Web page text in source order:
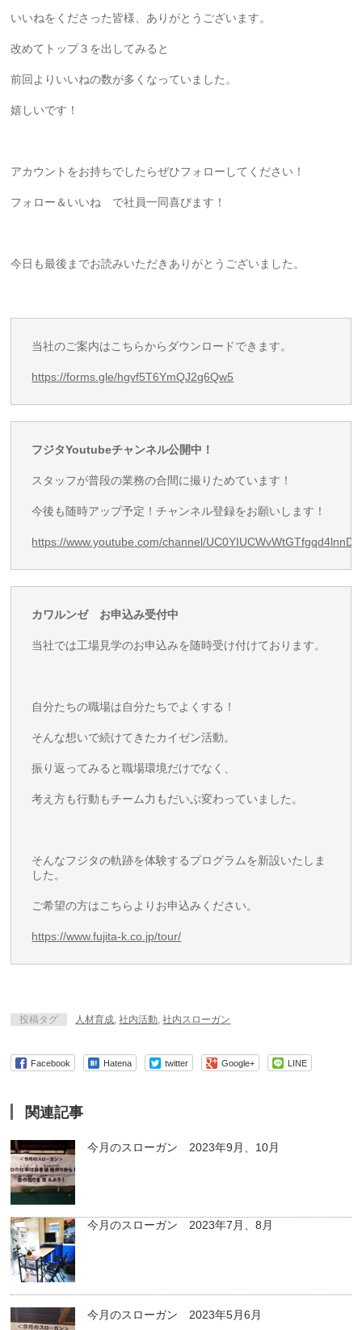
いいねをくださった皆様、ありがとうございます。
改めてトップ３を出してみると
前回よりいいねの数が多くなっていました。
嬉しいです！
アカウントをお持ちでしたらぜひフォローしてください！
フォロー＆いいね で社員一同喜びます！
今日も最後までお読みいただきありがとうございました。
当社のご案内はこちらからダウンロードできます。
https://forms.gle/hgvf5T6YmQJ2g6Qw5
フジタYoutubeチャンネル公開中！
スタッフが普段の業務の合間に撮りためています！
今後も随時アップ予定！チャンネル登録をお願いします！
https://www.youtube.com/channel/
カワルンゼ お申込み受付中
当社では工場見学のお申込みを随時受け付けております。
自分たちの職場は自分たちでよくする！
そんな想いで続けてきたカイゼン活動。
振り返ってみると職場環境だけでなく、
考え方も行動もチーム力もだいぶ変わっていました。
そんなフジタの軌跡を体験するプログラムを新設いたしま
した。
ご希望の方はこちらよりお申込みください。
https://www.fujita-k.co.jp/tour/
投稿タグ 人材育成,社内活動,社内スローガン
Facebook Hatena twitter Google+ LINE
関連記事
今月のスローガン 2023年9月、10月
今月のスローガン 2023年7月、8月
今月のスローガン 2023年5月6月